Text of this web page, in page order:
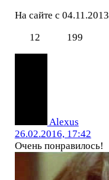
На сайте с 04.11.2013
12
199
Alexus
26.02.2016, 17:42
Очень понравилось!